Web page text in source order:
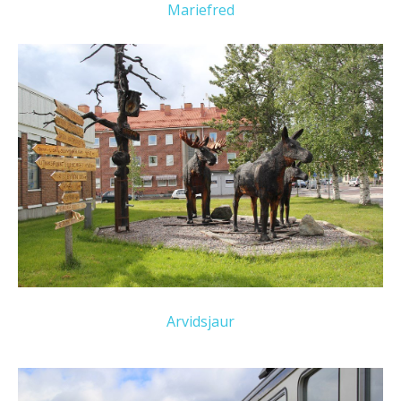
Mariefred
Arvidsjaur